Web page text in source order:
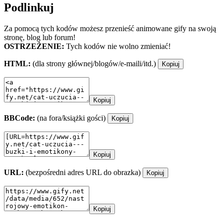
Podlinkuj
Za pomocą tych kodów możesz przenieść animowane gify na swoją
stronę, blog lub forum!
OSTRZEŻENIE: Tych kodów nie wolno zmieniać!
HTML: (dla strony głównej/blogów/e-maili/itd.) Kopiuj
Kopiuj
BBCode: (na fora/książki gości) Kopiuj
Kopiuj
URL: (bezpośredni adres URL do obrazka) Kopiuj
Kopiuj